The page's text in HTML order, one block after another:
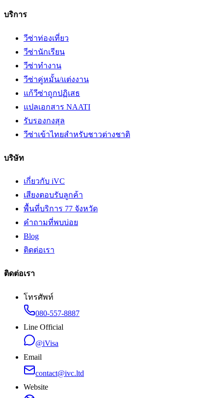
บริการ
วีซ่าท่องเที่ยว
วีซ่านักเรียน
วีซ่าทำงาน
วีซ่าคู่หมั้น/แต่งงาน
แก้วีซ่าถูกปฏิเสธ
แปลเอกสาร NAATI
รับรองกงสุล
วีซ่าเข้าไทยสำหรับชาวต่างชาติ
บริษัท
เกี่ยวกับ iVC
เสียงตอบรับลูกค้า
พื้นที่บริการ 77 จังหวัด
คำถามที่พบบ่อย
Blog
ติดต่อเรา
ติดต่อเรา
โทรศัพท์
080-557-8887
Line Official
@iVisa
Email
contact@ivc.ltd
Website